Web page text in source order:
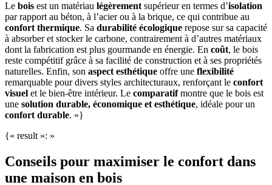
Le bois est un matériau légèrement supérieur en termes d’isolation
par rapport au béton, à l’acier ou à la brique, ce qui contribue au
confort thermique. Sa durabilité écologique repose sur sa capacité
à absorber et stocker le carbone, contrairement à d’autres matériaux
dont la fabrication est plus gourmande en énergie. En coût, le bois
reste compétitif grâce à sa facilité de construction et à ses propriétés
naturelles. Enfin, son aspect esthétique offre une flexibilité
remarquable pour divers styles architecturaux, renforçant le confort
visuel et le bien-être intérieur. Le comparatifmontre que le bois est
une solution durable, économique et esthétique, idéale pour un
confort durable. »}
{« result »: »
Conseils pour maximiser le confort dans
une maison en bois